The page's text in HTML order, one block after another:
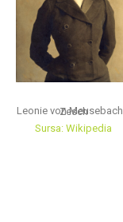
Leonie von Meusebach–Zesch
Sursa: Wikipedia